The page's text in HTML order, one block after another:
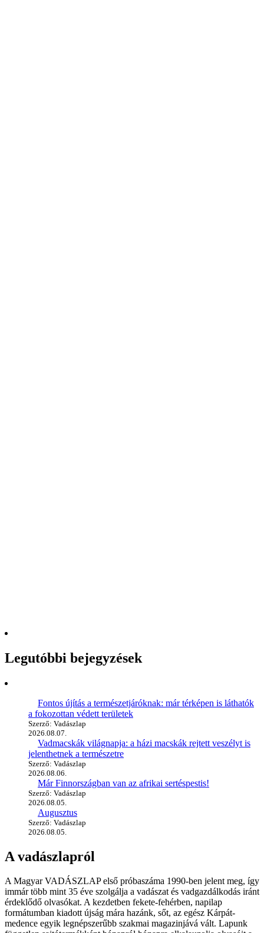
Legutóbbi bejegyzések
Fontos újítás a természetjáróknak: már térképen is láthatók
a fokozottan védett területek
Szerző: Vadászlap
2026.08.07.
Vadmacskák világnapja: a házi macskák rejtett veszélyt is
jelenthetnek a természetre
Szerző: Vadászlap
2026.08.06.
Már Finnországban van az afrikai sertéspestis!
Szerző: Vadászlap
2026.08.05.
Augusztus
Szerző: Vadászlap
2026.08.05.
A vadászlapról
A Magyar VADÁSZLAP első próbaszáma 1990-ben jelent meg, így
immár több mint 35 éve szolgálja a vadászat és vadgazdálkodás iránt
érdeklődő olvasókat. A kezdetben fekete-fehérben, napilap
formátumban kiadott újság mára hazánk, sőt, az egész Kárpát-
medence egyik legnépszerűbb szakmai magazinjává vált. Lapunk